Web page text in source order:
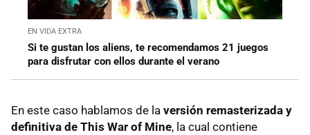
EN VIDA EXTRA
Si te gustan los aliens, te recomendamos 21 juegos
para disfrutar con ellos durante el verano
En este caso hablamos de la versión remasterizada y
definitiva de This War of Mine, la cual contiene